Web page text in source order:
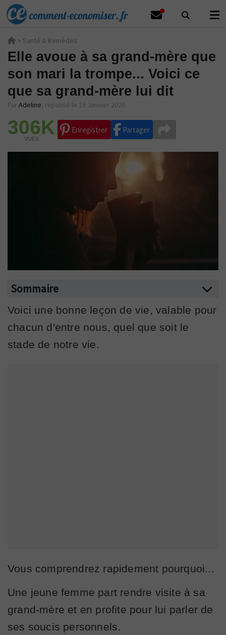
> Santé & Remèdes
Elle avoue à sa grand-mère que
son mari la trompe... Voici ce
que sa grand-mère lui dit
Par Adeline, republié le 19 Janvier 2026
306K
VUES
Enregistrer Partager
Sommaire
Voici une bonne leçon de vie, valable pour
chacun d'entre nous, quel que soit le
stade de notre vie.
Vous comprendrez rapidement pourquoi...
Une jeune femme part rendre visite à sa
grand-mère et en profite pour lui parler de
ses soucis personnels.